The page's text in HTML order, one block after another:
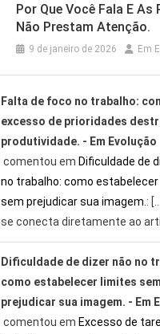
Por Que Você Fala E As
Não Prestam Atenção.
9 de janeiro de 2026 Em
Falta de foco no trabalho:
excesso de prioridades
produtividade. - Em Evolução
comentou emDificuldade de
no trabalho: como
sem prejudicar sua imagem. :
se conecta diretamente ao
Dificuldade de dizer não no
como estabelecer limites sem
prejudicar sua imagem. - Em
comentou emExcesso de